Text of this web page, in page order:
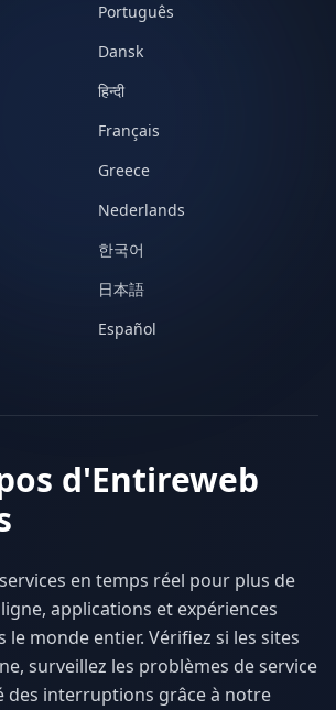
Português
Dansk
हिन्दी
Français
Greece
Nederlands
한국어
日本語
Español
d'Entireweb
en temps réel pour plus de
applications et expériences
le monde entier. Vérifiez si les sites
surveillez les problèmes de service
des interruptions grâce à notre